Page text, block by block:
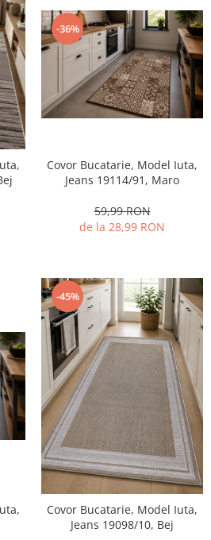
-36%
Covor Bucatarie, Model Iuta,
Jeans 19114/91, Maro
59,99 RON
de la 28,99 RON
-45%
Covor Bucatarie, Model Iuta,
Jeans 19098/10, Bej